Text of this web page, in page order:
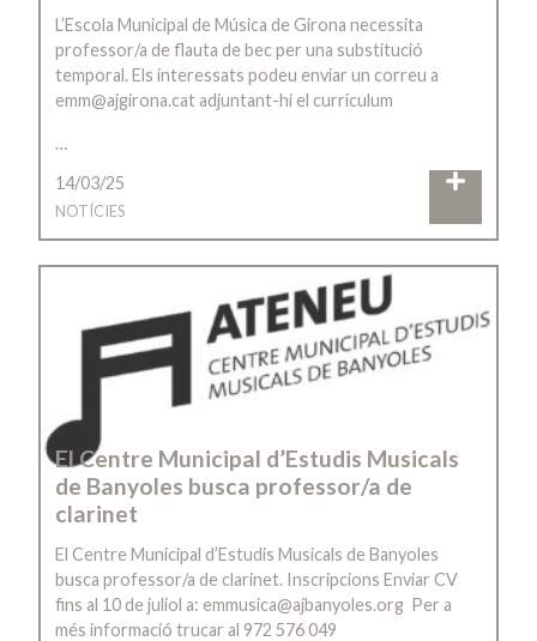
L’Escola Municipal de Música de Girona necessita
professor/a de flauta de bec per una substitució
temporal. Els interessats podeu enviar un correu a
emm@ajgirona.cat adjuntant-hi el currículum
…
14/03/25
NOTÍCIES
El Centre Municipal d’Estudis Musicals
de Banyoles busca professor/a de
clarinet
El Centre Municipal d’Estudis Musicals de Banyoles
busca professor/a de clarinet. Inscripcions Enviar CV
fins al 10 de juliol a: emmusica@ajbanyoles.org Per a
més informació trucar al 972 576 049